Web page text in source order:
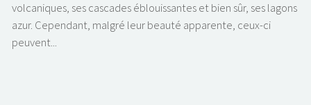
volcaniques, ses cascades éblouissantes et bien sûr, ses lagons
azur. Cependant, malgré leur beauté apparente, ceux-ci
peuvent...